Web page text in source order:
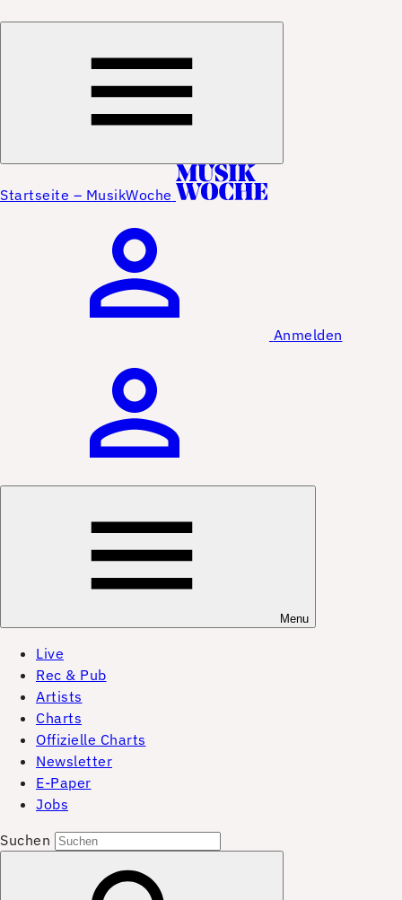
Startseite – MusikWoche
Anmelden
Menu
Live
Rec & Pub
Artists
Charts
Offizielle Charts
Newsletter
E-Paper
Jobs
Suchen